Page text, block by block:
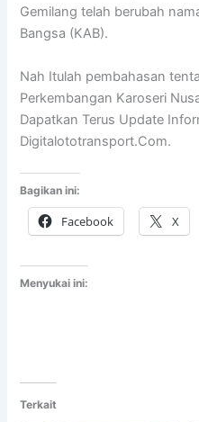
Gemilang telah berubah
Bangsa (KAB).
Nah Itulah pembahasan
Perkembangan Karoseri
Dapatkan Terus Update
Digitalototransport.Com.
Bagikan ini:
Facebook X
Menyukai ini:
Terkait